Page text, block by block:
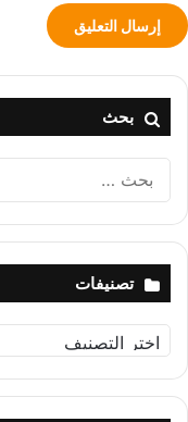
بحث
تصنيفات
تصنيفات